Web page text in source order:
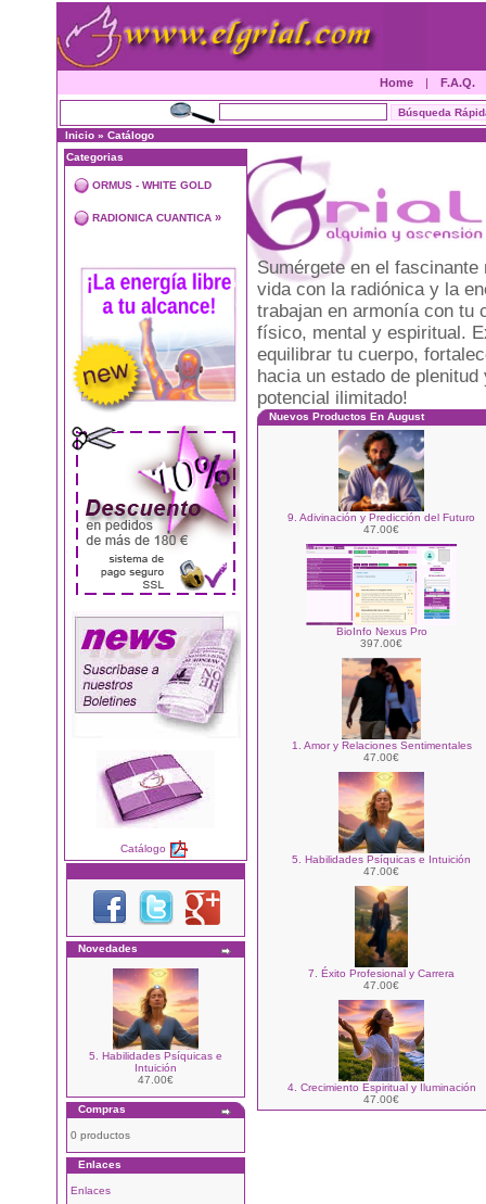
Home | F.A.Q.
Inicio » Catálogo
Categorias
ORMUS - WHITE GOLD
RADIONICA CUANTICA »
Catálogo
Novedades
5. Habilidades Psíquicas e
Intuición
47.00€
Compras
0 productos
Enlaces
Enlaces
Sumérgete en el
vida con la radiónica y la
trabajan en armonía con tu
físico, mental y espiritual.
equilibrar tu cuerpo,
hacia un estado de
potencial ilimitado!
Nuevos Productos En August
9. Adivinación y Predicción del Futuro
47.00€
BioInfo Nexus Pro
397.00€
1. Amor y Relaciones Sentimentales
47.00€
5. Habilidades Psíquicas e Intuición
47.00€
7. Éxito Profesional y Carrera
47.00€
4. Crecimiento Espiritual y Iluminación
47.00€